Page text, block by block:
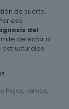
de suerte,
eso
del
detectar a
hojas, ramas,